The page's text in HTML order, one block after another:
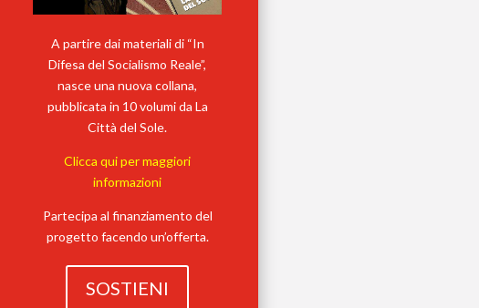
A partire dai materiali di “In
Difesa del Socialismo Reale”,
nasce una nuova collana,
pubblicata in 10 volumi da La
Città del Sole.
Clicca qui per maggiori
informazioni
Partecipa al finanziamento del
progetto facendo un’offerta.
SOSTIENI